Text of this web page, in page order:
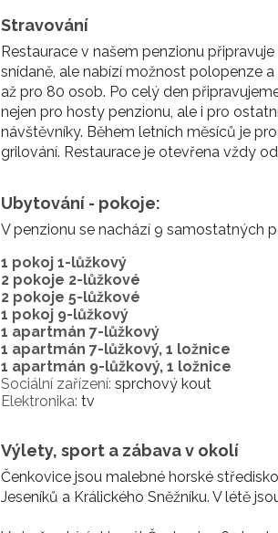
Stravování
Restaurace v našem penzionu připravuje
snídaně, ale nabízí možnost polopenze
až pro 80 osob. Po celý den
nejen pro hosty penzionu, ale i pro
návštěvníky. Během letních měsíců je
grilování. Restaurace je otevřena vždy od
Ubytování - pokoje:
V penzionu se nachází 9 samostatných
1 pokoj 1-lůžkový
2 pokoje 2-lůžkové
2 pokoje 5-lůžkové
1 pokoj 9-lůžkový
1 apartmán 7-lůžkový
1 apartmán 7-lůžkový, 1 ložnice
1 apartmán 9-lůžkový, 1 ložnice
Sociální zařízení: sprchový kout
Elektronika: tv
Výlety, sport a zábava v okolí
Čenkovice jsou malebné horské
Jeseníků a Králického Sněžníku. V létě